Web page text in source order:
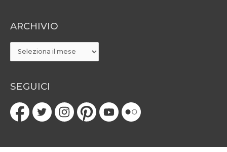
ARCHIVIO
ARCHIVIO
SEGUICI